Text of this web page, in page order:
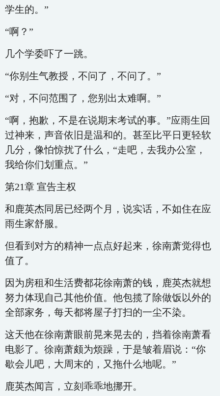
学生的。”
“啊？”
几个学委吓了一跳。
“你别生气教授，不问了，不问了。”
“对，不问范围了，您别出太难啊。”
“啊，抱歉，不是在说期末考试的事。”应雨生回
过神来，声音依旧是温和的。甚至比平日更轻软
几分，像怕惊扰了什么，“走吧，去我办公室，
我给你们划重点。”
第21章 宣告主权
和鹿英杰同居已经两个月，说实话，不如住在应
雨生家舒服。
但看到对方的精神一点点好起来，徐南萧觉得也
值了。
因为房租和生活费都花徐南萧的钱，鹿英杰就想
努力体现自己其他价值。他包揽了除做饭以外的
全部家务，每天都将屋子打扫的一尘不染。
这天他在徐南萧眼前晃来晃去的，挡着徐南萧看
电影了。徐南萧颇为烦躁，于是皱着眉说：“你
歇会儿吧，大周末的，又拖什么地呢。”
鹿英杰闻言，立刻乖乖地挪开。